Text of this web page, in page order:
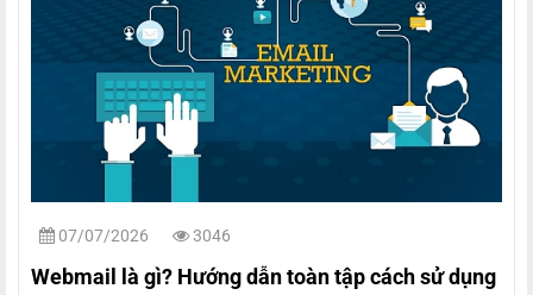
07/07/2026 3046
Webmail là gì? Hướng dẫn toàn tập cách sử dụng